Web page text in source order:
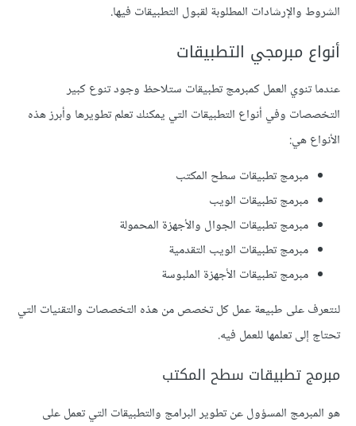
الشروط والإرشادات المطلوبة لقبول التطبيقات فيها.
أنواع مبرمجي التطبيقات
عندما تنوي العمل كمبرمج تطبيقات ستلاحظ وجود تنوع كبير
التخصصات وفي أنواع التطبيقات التي يمكنك تعلم تطويرها وأبرز هذه
الأنواع هي:
مبرمج تطبيقات سطح المكتب
مبرمج تطبيقات الويب
مبرمج تطبيقات الجوال والأجهزة المحمولة
مبرمج تطبيقات الويب التقدمية
مبرمج تطبيقات الأجهزة الملبوسة
لنتعرف على طبيعة عمل كل تخصص من هذه التخصصات والتقنيات التي
تحتاج إلى تعلمها للعمل فيه.
مبرمج تطبيقات سطح المكتب
هو المبرمج المسؤول عن تطوير البرامج والتطبيقات التي تعمل على